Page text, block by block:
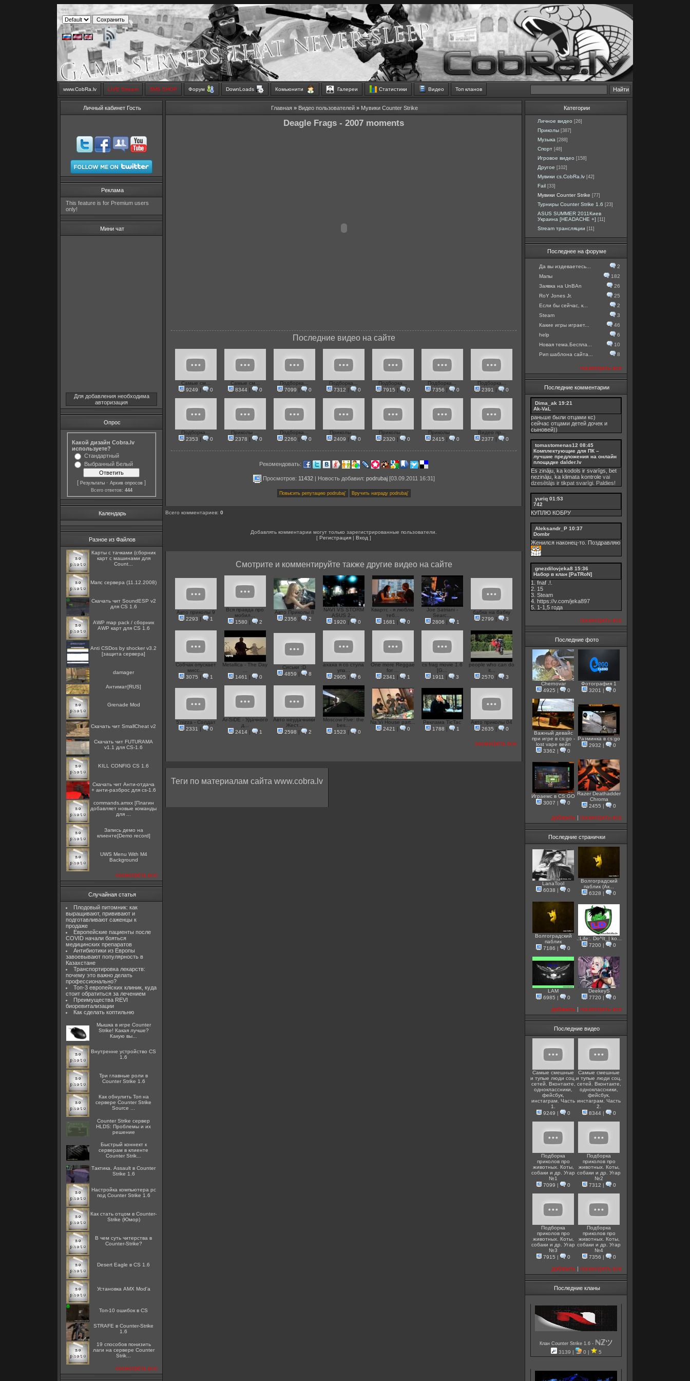
www.CobRa.lv LIVE Stream SMS SHOP Форум DownLoads Комьюнити Галереи Статистики Видео Топ кланов
Личный кабинет Гость
Реклама
This feature is for Premium users
only!
Мини чат
Для добавления необходима
авторизация
Опрос
Какой дизайн Cobra.lv
используете?
Стандартный
Выбранный Белый
[ Результаты · Архив опросов ]
Всего ответов: 444
Календарь
Разное из Файлов
Карты с тачками (сборник
карт с машинами для
Count...
Мапс сервера (11.12.2008)
Скачать чит SoundESP v2
для CS 1.6
AWP map pack / сборник
AWP карт для CS 1.6
Anti CSDos by shocker v3.2
[защита сервера]
damager
Антимат[RUS]
Grenade Mod
Скачать чит SmallCheat v2
Скачать чит FUTURAMA
v1.1 для CS-1.6
KILL CONFIG CS 1.6
Скачать чит Анти-отдача
+ анти-разброс для cs-1.6
commands.amxx [Плагин
добавляет новые команды
для ...
Запись демо на
клиенте[Demo record]
UWS Menu With M4
Background
посмотреть все
Случайная статья
Плодовый питомник: как
выращивают, прививают и
подготавливают саженцы к
продаже
Европейские пациенты после
COVID начали бояться
медицинских препаратов
Антибиотики из Европы
завоевывают популярность в
Казахстане
Транспортировка лекарств:
почему это важно делать
профессионально?
Топ-3 европейских клиник, куда
стоит обратиться за лечением
Преимущества REVI
биоревитализации
Как сделать коптильню
Мышка в игре Counter
Strike! Какая лучше?
Какую вы...
Внутренне устройство CS
1.6
Три главные роли в
Counter Strike 1.6
Как обнулить Топ на
сервере Counter Strike
Source ...
Counter Strike сервер
HLDS: Проблемы и их
решение
Быстрый коннект к
серверам в клиенте
Counter Strik...
Тактика. Assault в Counter
Strike 1.6
Настройка компьютера pc
под Counter Strike 1.6
Как стать отцом в Counter-
Strike (Юмор)
В чем суть читерства в
Counter-Strike?
Desert Eagle в CS 1.6
Установка AMX Mod'a
Топ-10 ошибок в CS
STRAFE в Counter-Strike
1.6
19 способов понизить
лаги на сервере Counter
Strik...
посмотреть все
Главная » Видео пользователей » Мувики Counter Strike
Deagle Frags - 2007 moments
Последние видео на сайте
Самые см...
9249 | 0
Самые см...
8344| 0
Подборка...
7099 | 0
Подборка...
7312 | 0
Подборка...
7915 | 0
Подборка...
7356 | 0
Подборка...
2391 | 0
Подборка...
2353 | 0
Приколы ...
2378 | 0
Подборка...
2260 | 0
Приколы ...
2409 | 0
Приколы ...
2320 | 0
Приколы ...
2415 | 0
Видео пр...
2377 | 0
Рекомендовать:
Просмотров: 11432| Новость добавил: podrubaj[03.09.2011 16:31]
Всего комментариев: 0
Добавлять комментарии могут только зарегистрированные пользователи.
[ Регистрация | Вход ]
Смотрите и комментируйте также другие видео на сайте
Авто приколы 9
2293 | 1
Вся правда про
мобил...
1580 | 2
Авто Приколы 8
2356 | 2
NAVI VS STORM
ASUS 2...
1920 | 0
Квартс - я люблю
теб...
1681 | 0
Joe Satriani -
Searc...
2806 | 1
бабка на бабку
2799 | 3
Собчак опускает
мисс...
3075 | 1
Metallica - The Day
1461 | 0
Сиськи :D
4859 | 8
ахаха я со стула
упа...
2905 | 6
One more Reggae
for ...
2341 | 1
cs frag movie 1.6
[G...
1911 | 3
people who can do
it...
2570 | 3
5'nizza - Солдат
2331 | 0
Ar-SiDE - Удачного
д...
2414| 1
Авто неудачники
Жест...
2598 | 2
Moscow Five: the
bes...
1523 | 0
Na`Vi House part...
2421 | 0
Реклама TicTac
1788 | 1
Авто приколы 04
2635 | 0
посмотреть все
Теги по материалам сайта www.cobra.lv
Категории
Личное видео [26]
Приколы [387]
Музыка [288]
Спорт [48]
Игровое видео [158]
Другое [102]
Мувики cs.CobRa.lv [42]
Fail [33]
Мувики Counter Strike [77]
Турниры Counter Strike 1.6 [23]
ASUS SUMMER 2011Киев
Украина [HEADACHE +] [11]
Stream трансляции [11]
Последнее на форуме
Да вы издеваетесь...
2
Мапы
182
Заявка на UnBAn
26
RoY Jones Jr.
25
Если бы сейчас, к...
2
Steam
3
Какие игры играет...
46
help
6
Новая тема.Беспла...
10
Рип шаблона сайта...
8
посмотреть все
Последние комментарии
Dima_ak 19:21
Ak-VaL
раньше были отцами кс)
сейчас отцами детей дочек и
сыновей))
tomastomenas12 08:45
Комплектующие для ПК –
лучшие предложения на онлайн
площадке dalder.lv
Es zināju, ka kodols ir svarīgs, bet
nezināju, ka klimata kontrole vai
dzesētājs ir tikpat svarīgi. Paldies!
yuriq 01:53
742
КУПЛЮ КОБРУ
Aleksandr_P 10:37
Dombr
Женился наконец-то. Поздравляю
gnezdilovjeka8 15:36
Набор в клан [PaTRoN]
1. fnaf .!.
2. 15
3. Steam
4. https://v.com/jeka897
5. 1-1,5 годa
посмотреть все
Последние фото
Chernovar
4925 | 0
Фотография 1
3201 | 0
Важный девайс
при игре в cs:go -
lost vape вейп
3362 | 0
Разминка в cs:go
2932 | 0
Играемс в CS:GO
3007 | 0
Razer Deathadder
Chroma
2455 | 0
добавить | посмотреть все
Последние странички
LanaTool
6038 | 0
Волгоградский
паблик (Ак...
6328 | 0
Волгоградский
паблик
7186 | 0
.:Life:. Do^It_| ko...
7200 | 0
LAM
6985 | 0
DeekeyS
7720 | 0
добавить | посмотреть все
Последние видео
Самые смешные
и тупые люди соц.
сетей. Вконтакте,
одноклассники,
фейсбук,
инстаграм. Часть
1.
9249 | 0
Самые смешные
и тупые люди соц.
сетей. Вконтакте,
одноклассники,
фейсбук,
инстаграм. Часть
2.
8344| 0
Подборка
приколов про
животных. Коты,
собаки и др. Угар
№1
7099 | 0
Подборка
приколов про
животных. Коты,
собаки и др. Угар
№2
7312 | 0
Подборка
приколов про
животных. Коты,
собаки и др. Угар
№3
7915 | 0
Подборка
приколов про
животных. Коты,
собаки и др. Угар
№4
7356 | 0
добавить | посмотреть все
Последние кланы
Клан Counter Strike 1.6 - ℕℤツ
3139 | 0 | 5